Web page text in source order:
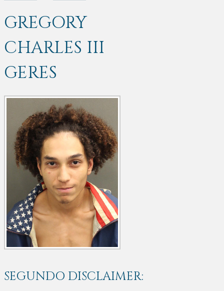
GREGORY
CHARLES III
GERES
SEGUNDO DISCLAIMER: